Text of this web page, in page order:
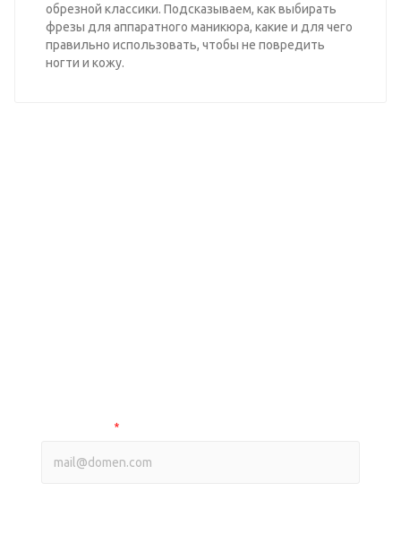
обрезной классики. Подсказываем, как выбирать
фрезы для аппаратного маникюра, какие и для чего
правильно использовать, чтобы не повредить
ногти и кожу.
*